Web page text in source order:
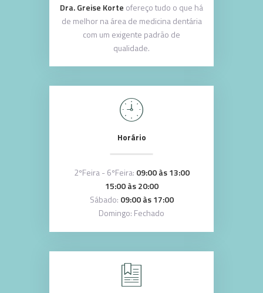
Dra. Greise Korte ofereço tudo o que há
de melhor na área de medicina dentária
com um exigente padrão de
qualidade.
Horário
2ºFeira - 6ºFeira: 09:00 às 13:00
15:00 às 20:00
Sábado: 09:00 às 17:00
Domingo: Fechado